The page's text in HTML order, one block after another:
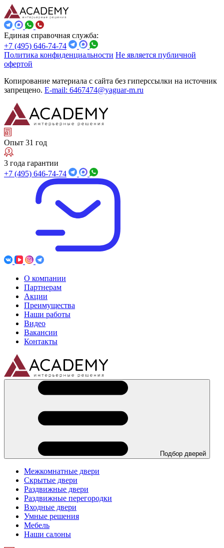
Единая справочная служба:
+7 (495) 646-74-74
Политика конфиденциальности Не является публичной
офертой
Копирование материала с сайта без гиперссылки на источник
запрещено. E-mail: 6467474@yaguar-m.ru
Опыт 31 год
3 года гарантии
+7 (495) 646-74-74
О компании
Партнерам
Акции
Преимущества
Наши работы
Видео
Вакансии
Контакты
Подбор дверей
Межкомнатные двери
Скрытые двери
Раздвижные двери
Раздвижные перегородки
Входные двери
Умные решения
Мебель
Наши салоны